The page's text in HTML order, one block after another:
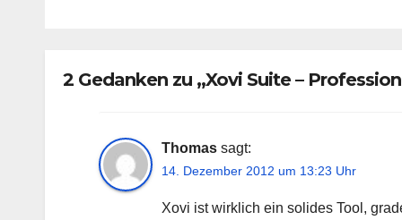
2 Gedanken zu „Xovi Suite –
Thomas sagt:
14. Dezember 2012 um 13:23 Uhr
Xovi ist wirklich ein solides Tool,